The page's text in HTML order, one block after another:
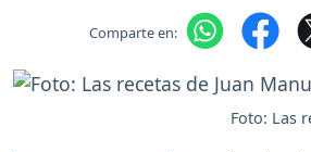
Comparte en:
Foto: Las